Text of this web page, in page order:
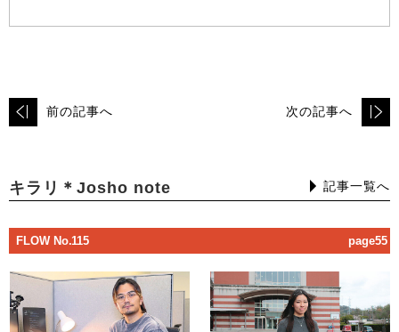
前の記事へ 次の記事へ
キラリ＊Josho note 記事一覧へ
FLOW No.115 page55